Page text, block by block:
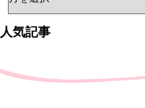
人気記事